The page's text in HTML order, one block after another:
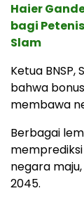
Haier
bagi
Slam
Ketua BNSP,
bahwa
membawa
Berbagai
negara
2045.